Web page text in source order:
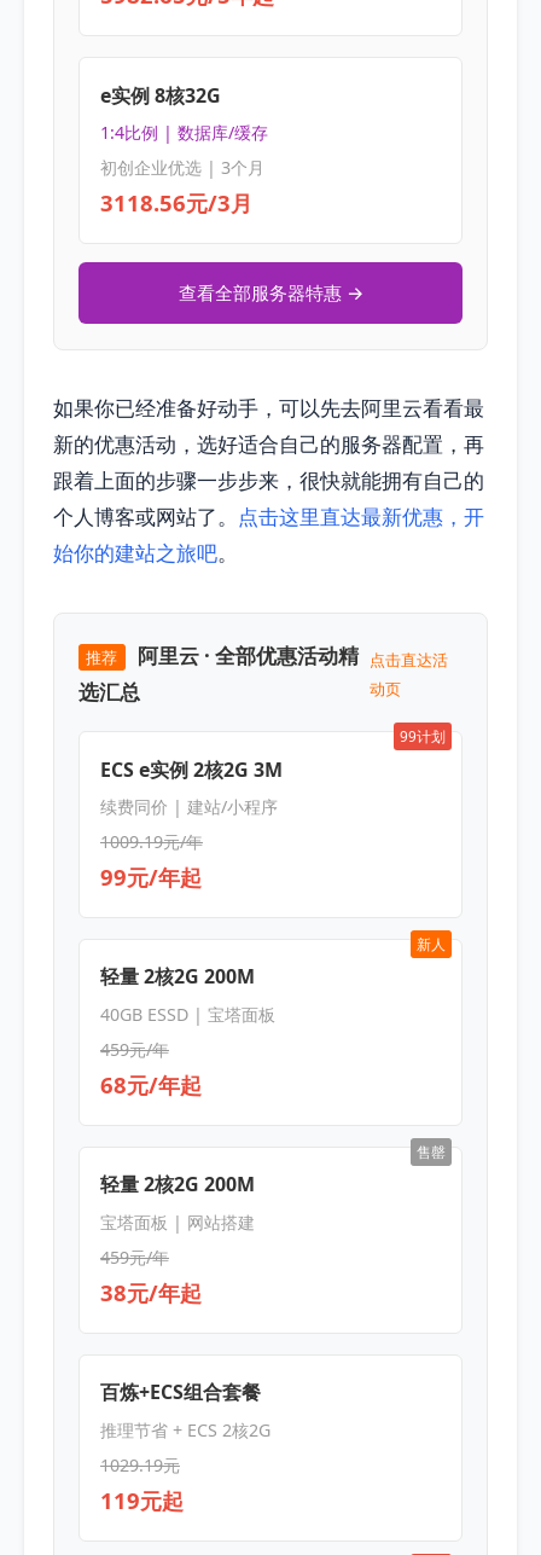
e实例 8核32G
1:4比例 | 数据库/缓存
初创企业优选 | 3个月
3118.56元/3月
查看全部服务器特惠 →
如果你已经准备好动手，可以先去阿里云看看最
新的优惠活动，选好适合自己的服务器配置，再
跟着上面的步骤一步步来，很快就能拥有自己的
个人博客或网站了。 点击这里直达最新优惠，开
始你的建站之旅吧。
推荐
阿里云 · 全部优惠活动精
选汇总
点击直达活
动页
99计划
ECS e实例 2核2G 3M
续费同价 | 建站/小程序
1009.19元/年
99元/年起
新人
轻量 2核2G 200M
40GB ESSD | 宝塔面板
459元/年
68元/年起
售罄
轻量 2核2G 200M
宝塔面板 | 网站搭建
459元/年
38元/年起
百炼+ECS组合套餐
推理节省 + ECS 2核2G
1029.19元
119元起